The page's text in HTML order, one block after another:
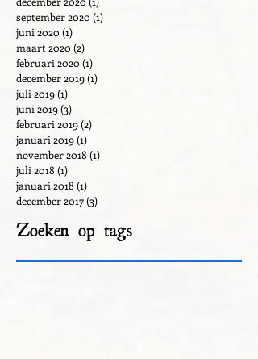
september 2020 (1)
juni 2020 (1)
maart 2020 (2)
februari 2020 (1)
december 2019(1)
juli 2019(1)
juni 2019(3)
februari 2019(2)
januari 2019(1)
november 2018 (1)
juli 2018 (1)
januari 2018 (1)
december 2017(3)
Zoeken op tags